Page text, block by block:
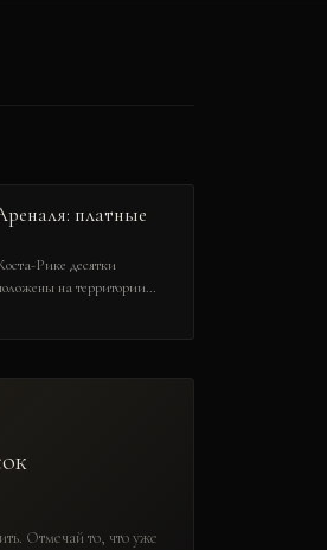
платные
Рике десятки
на территории
и доступны
сколько стоят
Отмечай то, что уже